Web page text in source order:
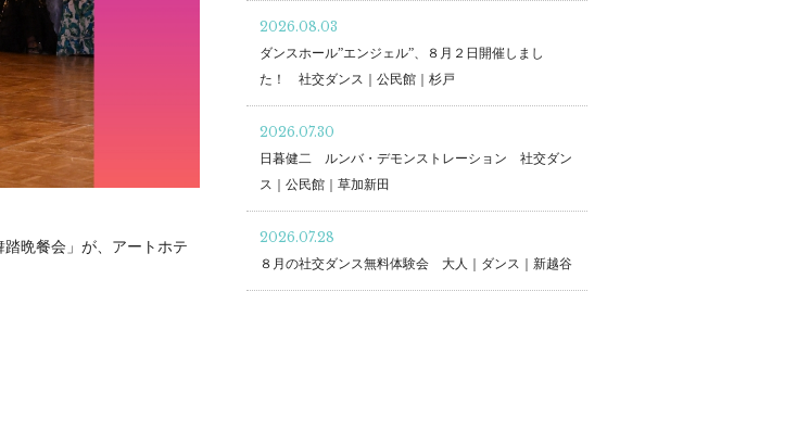
晩餐会」が、アートホテ
2026.08.03
ダンスホール”エンジェル”、８月２日開催しまし
た！ 社交ダンス｜公民館｜杉戸
2026.07.30
日暮健二 ルンバ・デモンストレーション 社交ダン
ス｜公民館｜草加新田
2026.07.28
８月の社交ダンス無料体験会 大人｜ダンス｜新越谷